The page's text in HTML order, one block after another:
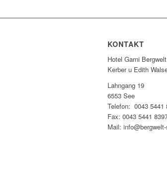
KONTAKT
Hotel Garni
Kerber u Edith
Lahngang 19
6553 See
Telefon: 0043 5441
Fax: 0043 5441
Mail: